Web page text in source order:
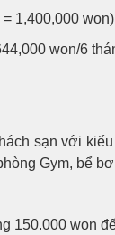
1,400,000
won/6
sạn với
Gym, bể
150.000 won